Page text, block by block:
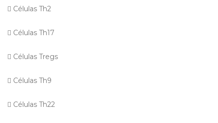
 Células Th2
 Células Th17
 Células Tregs
 Células Th9
 Células Th22